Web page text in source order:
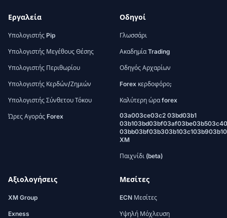
Εργαλεία
Υπολογιστής Pip
Υπολογιστής Μεγέθους Θέσης
Υπολογιστής Περιθωρίου
Υπολογιστής Κερδών/Ζημιών
Υπολογιστής Σύνθετου Τόκου
Ώρες Αγοράς Forex
Οδηγοί
Γλωσσάρι
Ακαδημία Trading
Οδηγός Αρχαρίων
Forex κερδοφόρο;
Καλύτερη ώρα forex
03a003ce03c2 03bd03b1
XM
Παιχνίδι (beta)
Αξιολογήσεις
XM Group
Exness
Μεσίτες
ECN Μεσίτες
Υψηλή Μόχλευση